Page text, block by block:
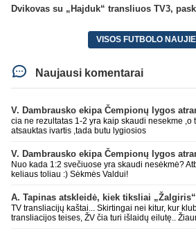
VISOS FUTBOLO
Naujausi komentarai
cia ne rezultatas 1-2 yra kaip skaudi nesekme ,o
atsauktas ivartis ,tada butu lygiosios
Nuo kada 1:2 svečiuose yra skaudi nesėkmė?
keliaus toliau :) Sėkmės Valdui!
TV transliacijų kaštai... Skirtingai nei kitur, kur
transliacijos teises, ŽV čia turi išlaidų eilutę..